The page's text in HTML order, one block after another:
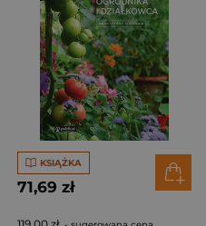
KSIĄŻKA
71,69 zł